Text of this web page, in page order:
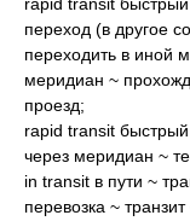
переход (в другое
переходить в иной
меридиан ~
проезд;
rapid transit
через меридиан ~
in transit в пути ~
перевозка ~ транзит